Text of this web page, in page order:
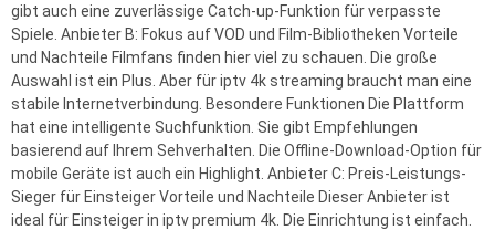
gibt auch eine zuverlässige Catch-up-Funktion für verpasste
Spiele. Anbieter B: Fokus auf VOD und Film-Bibliotheken Vorteile
und Nachteile Filmfans finden hier viel zu schauen. Die große
Auswahl ist ein Plus. Aber für iptv 4k streaming braucht man eine
stabile Internetverbindung. Besondere Funktionen Die Plattform
hat eine intelligente Suchfunktion. Sie gibt Empfehlungen
basierend auf Ihrem Sehverhalten. Die Offline-Download-Option für
mobile Geräte ist auch ein Highlight. Anbieter C: Preis-Leistungs-
Sieger für Einsteiger Vorteile und Nachteile Dieser Anbieter ist
ideal für Einsteiger in iptv premium 4k. Die Einrichtung ist einfach.